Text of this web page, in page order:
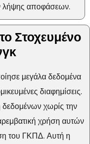
λήψης αποφάσεων.
Στοχευμένο
μεγάλα δεδομένα
διαφημίσεις.
δεδομένων χωρίς την
χρήση αυτών
του ΓΚΠΔ. Αυτή η